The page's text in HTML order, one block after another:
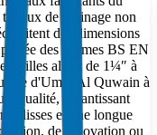
de drainage non
des dimensions
des normes BS EN
tailles allant de 1¼″ à
d'Umm Al Quwain à
qualité, garantissant
lisses et une longue
de rénovation ou